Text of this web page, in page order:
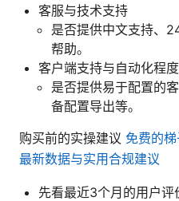
客服与技术支持
是否提供中文支持、
帮助。
客户端支持与自动化程度
是否提供易于配置的
备配置导出等。
购买前的实操建议 免费的
最新数据与实用合规建议
先看最近3个月的用户